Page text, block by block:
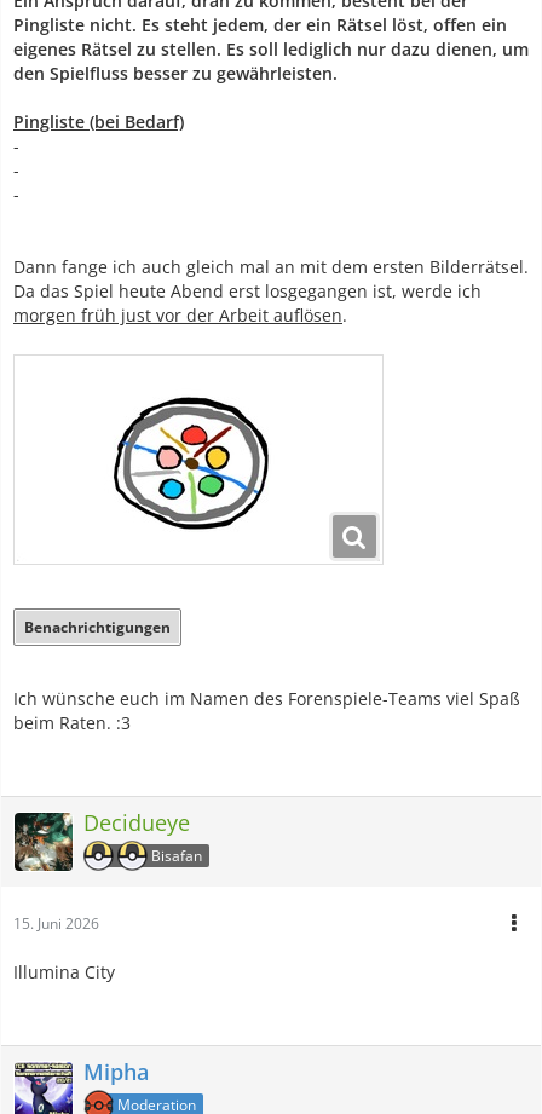
Pingliste nicht. Es steht jedem, der ein Rätsel löst, offen ein
eigenes Rätsel zu stellen. Es soll lediglich nur dazu dienen, um
den Spielfluss besser zu gewährleisten.
Pingliste (bei Bedarf)
-
-
-
Dann fange ich auch gleich mal an mit dem ersten Bilderrätsel.
Da das Spiel heute Abend erst losgegangen ist, werde ich
morgen früh just vor der Arbeit auflösen.
Benachrichtigungen
Ich wünsche euch im Namen des Forenspiele-Teams viel Spaß
beim Raten. :3
Decidueye
Bisafan
15. Juni 2026
Illumina City
Mipha
Moderation